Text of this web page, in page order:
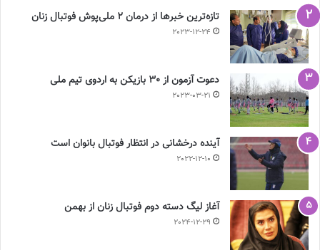
تازه‌ترین خبرها از درمان ۲ ملی‌پوش فوتبال زنان
2023-12-24
دعوت آزمون از 30 بازیکن به اردوی تیم ملی
2023-03-21
آینده درخشانی در انتظار فوتبال بانوان است
2022-12-10
آغاز لیگ دسته دوم فوتبال زنان از بهمن
2024-12-29